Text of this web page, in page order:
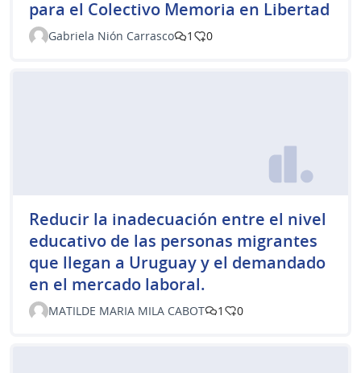
para el Colectivo Memoria en Libertad
Gabriela Nión Carrasco 1 0
Reducir la inadecuación entre el nivel
educativo de las personas migrantes
que llegan a Uruguay y el demandado
en el mercado laboral.
MATILDE MARIA MILA CABOT 1 0